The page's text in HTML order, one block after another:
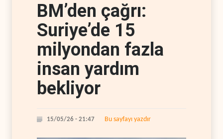
BM’den çağrı:
Suriye’de 15
milyondan fazla
insan yardım
bekliyor
15/05/26 - 21:47 Bu sayfayı yazdır